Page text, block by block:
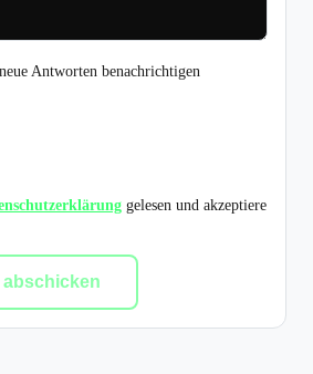
Antworten benachrichtigen
gelesen und akzeptiere
abschicken